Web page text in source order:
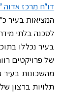
דו"ח מרכז אדוה
המציאות בעיר
לסכנה בלתי
בעיר נכללו
מהשכונות בעיר
תלויות ברצון